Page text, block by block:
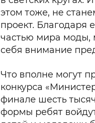
этом тоже, не
проект. Благодаря
частью мира моды,
себя внимание
Что вполне могут
конкурса
финале шесть
формы ребят